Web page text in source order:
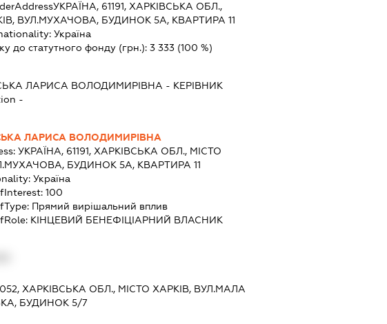
УКРАЇНА, 61191, ХАРКІВСЬКА ОБЛ.,
ВУЛ.МУХАЧОВА, БУДИНОК 5А, КВАРТИРА 11
Україна
до статутного фонду (грн.): 3 333(100 %)
ЛАРИСА ВОЛОДИМИРІВНА - КЕРІВНИК
-
ЛАРИСА ВОЛОДИМИРІВНА
УКРАЇНА, 61191, ХАРКІВСЬКА ОБЛ., МІСТО
БУДИНОК 5А, КВАРТИРА 11
Україна
100
Прямий вирішальний вплив
КІНЦЕВИЙ БЕНЕФІЦІАРНИЙ ВЛАСНИК
ХАРКІВСЬКА ОБЛ., МІСТО ХАРКІВ, ВУЛ.МАЛА
БУДИНОК 5/7